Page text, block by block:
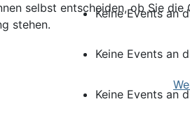
Keine Events an
Keine Events an
Keine Events an
selbst entscheiden, ob Sie
stehen.